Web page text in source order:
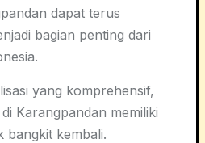
dapat terus
bagian penting dari
yang komprehensif,
Karangpandan memiliki
bangkit kembali.